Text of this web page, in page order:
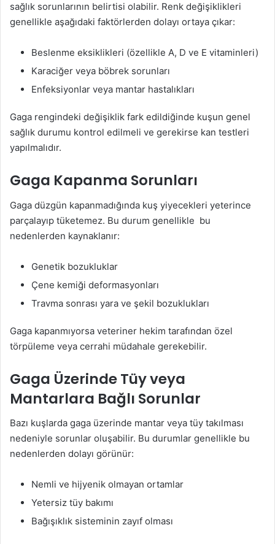
sağlık sorunlarının belirtisi olabilir. Renk değişiklikleri
genellikle aşağıdaki faktörlerden dolayı ortaya çıkar:
Beslenme eksiklikleri (özellikle A, D ve E vitaminleri)
Karaciğer veya böbrek sorunları
Enfeksiyonlar veya mantar hastalıkları
Gaga rengindeki değişiklik fark edildiğinde kuşun genel
sağlık durumu kontrol edilmeli ve gerekirse kan testleri
yapılmalıdır.
Gaga Kapanma Sorunları
Gaga düzgün kapanmadığında kuş yiyecekleri yeterince
parçalayıp tüketemez. Bu durum genellikle bu
nedenlerden kaynaklanır:
Genetik bozukluklar
Çene kemiği deformasyonları
Travma sonrası yara ve şekil bozuklukları
Gaga kapanmıyorsa veteriner hekim tarafından özel
törpüleme veya cerrahi müdahale gerekebilir.
Gaga Üzerinde Tüy veya
Mantarlara Bağlı Sorunlar
Bazı kuşlarda gaga üzerinde mantar veya tüy takılması
nedeniyle sorunlar oluşabilir. Bu durumlar genellikle bu
nedenlerden dolayı görünür:
Nemli ve hijyenik olmayan ortamlar
Yetersiz tüy bakımı
Bağışıklık sisteminin zayıf olması